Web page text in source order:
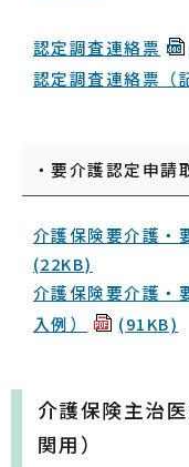
認定調査連絡票
認定調査連絡票（
・要介護認定申請
介護保険要介護・
(22KB)
介護保険要介護・
入例）
(91KB)
介護保険主治
関用）